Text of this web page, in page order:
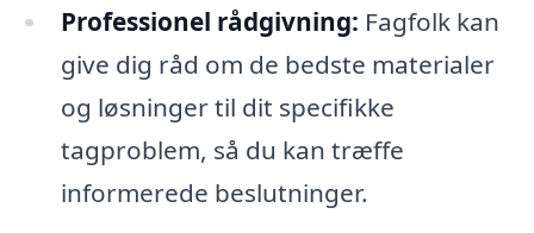
Professionel rådgivning: Fagfolk kan
give dig råd om de bedste materialer
og løsninger til dit specifikke
tagproblem, så du kan træffe
informerede beslutninger.